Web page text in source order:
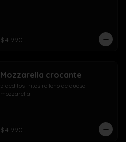
$4.990
Mozzarella crocante
5 deditos fritos relleno de queso
mozzarella
$4.990